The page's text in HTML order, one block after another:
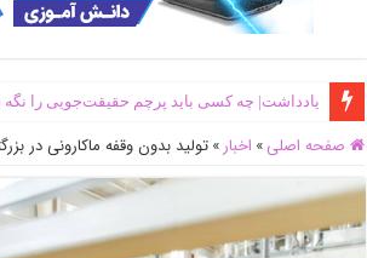
یادداشت| ‌چه کسی باید پرچم حقیقت‌جویی را نگه
صفحه اصلی » اخبار » تولید بدون وقفه ماکارونی در